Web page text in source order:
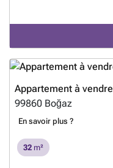
Appartement à vendre
99860 Boğaz
En savoir plus ?
32 m²